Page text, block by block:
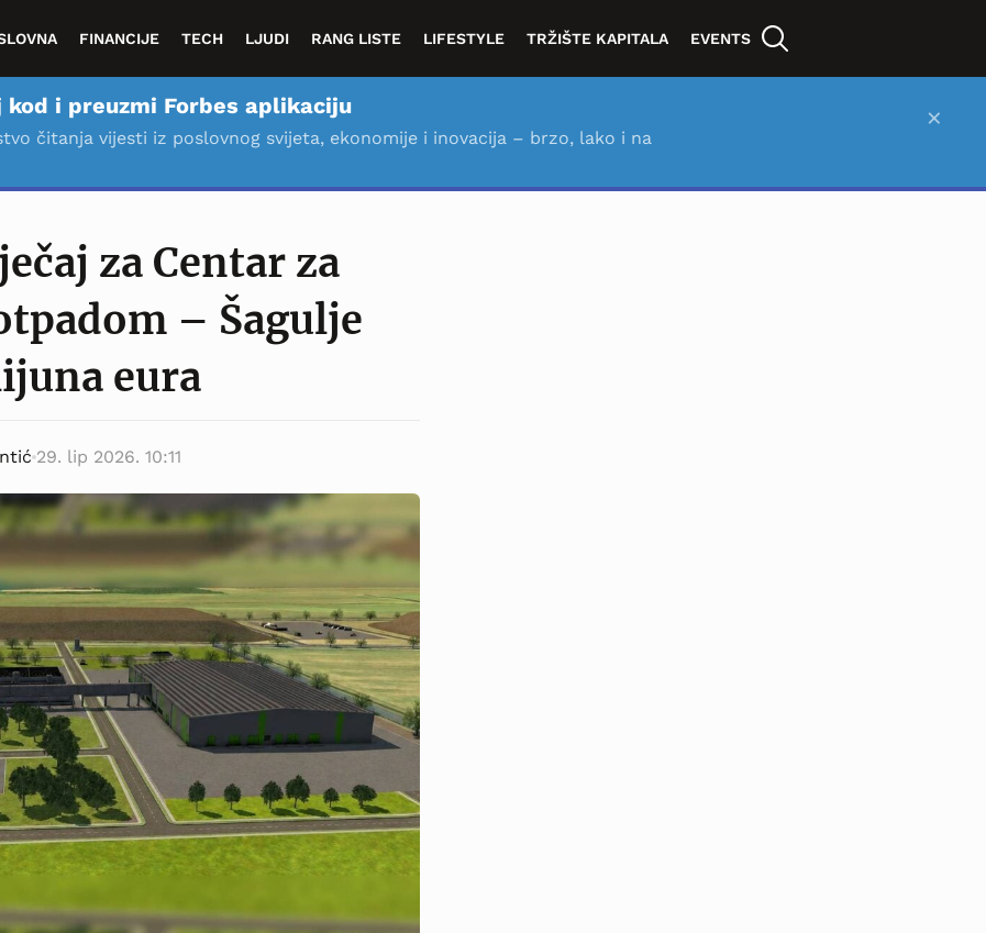
FINANCIJE TECH LJUDI RANG LISTE LIFESTYLE TRŽIŠTE KAPITALA EVENTS
kod i preuzmi Forbes aplikaciju
čitanja vijesti iz poslovnog svijeta, ekonomije i inovacija – brzo, lako i na
×
za Centar za
– Šagulje
eura
29. lip 2026. 10:11